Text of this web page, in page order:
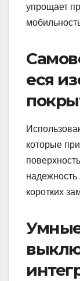
упрощает
еся
которые
надежность
коротких